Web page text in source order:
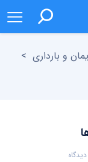
و بارداری >